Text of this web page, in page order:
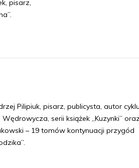
pisarz,
Pilipiuk, pisarz, publicysta, autor cyklu
serii książek „Kuzynki”
– 19 tomów kontynuacji przygód